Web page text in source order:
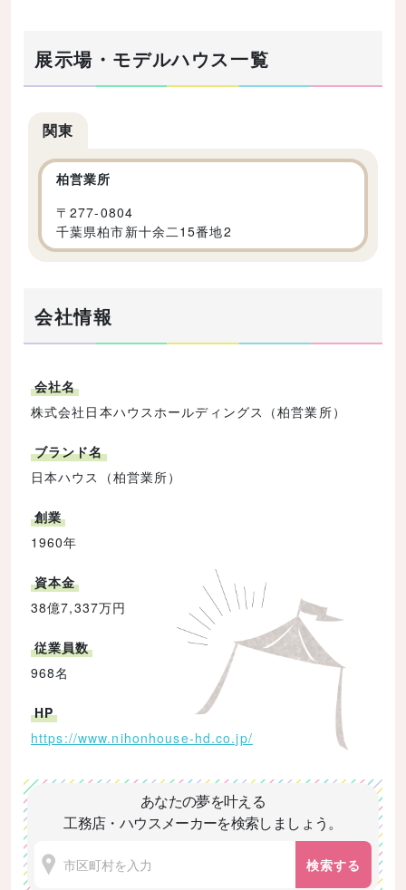
展示場・モデルハウス一覧
関東
柏営業所
〒277-0804
千葉県柏市新十余二15番地2
会社情報
会社名
株式会社日本ハウスホールディングス（柏営業所）
ブランド名
日本ハウス（柏営業所）
創業
1960年
資本金
38億7,337万円
従業員数
968名
HP
https://www.nihonhouse-hd.co.jp/
あなたの夢を叶える
工務店・ハウスメーカーを検索しましょう。
検索する